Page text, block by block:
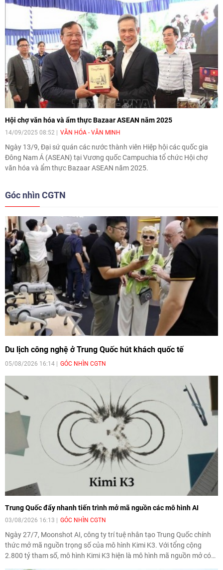
môi trường vi trọng lực, mô phỏng tiến trình già yếu tự nhiên 10 năm
của con người.
Hội chợ văn hóa và ẩm thực Bazaar ASEAN năm 2025
14/09/2025 08:52 VĂN HÓA - VĂN MINH
Ngày 13/9, Đại sứ quán các nước thành viên Hiệp hội các quốc gia
Đông Nam Á (ASEAN) tại Vương quốc Campuchia tổ chức Hội chợ
văn hóa và ẩm thực Bazaar ASEAN năm 2025.
Góc nhìn CGTN
Du lịch công nghệ ở Trung Quốc hút khách quốc tế
05/08/2026 16:14 GÓC NHÌN CGTN
Trung Quốc đẩy nhanh tiến trình mở mã nguồn các mô hình AI
03/08/2026 16:13 GÓC NHÌN CGTN
Ngày 27/7, Moonshot AI, công ty trí tuệ nhân tạo Trung Quốc chính
thức mở mã nguồn trọng số của mô hình Kimi K3. Với tổng cộng
2.800 tỷ tham số, mô hình Kimi K3 hiện là mô hình mã nguồn mở có